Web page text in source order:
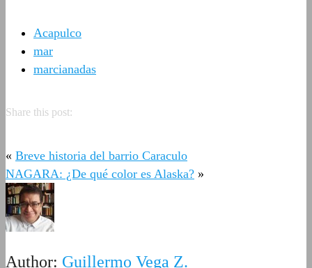
Acapulco
mar
marcianadas
Share this post:
« Breve historia del barrio Caraculo
NAGARA: ¿De qué color es Alaska? »
Author: Guillermo Vega Z.